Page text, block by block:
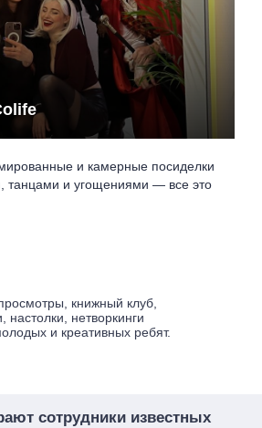
и камерные посиделки
танцами и угощениями — все это
книжный клуб,
настолки, нетворкинги
и креативных ребят.
сотрудники известных